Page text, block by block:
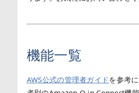
機能一覧
AWS公式の管理者ガイド を参考